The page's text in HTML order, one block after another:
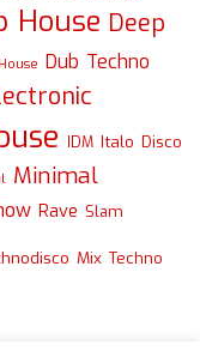
House Deep
Dub Techno
IDM Italo Disco
Minimal
Rave Slam
Mix Techno